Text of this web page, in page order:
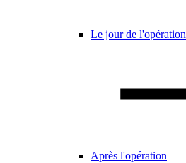
Le jour de l'opération
Après l'opération